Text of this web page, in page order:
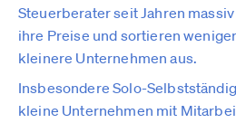
Steuerberater seit Jahren
ihre Preise und sortieren
kleinere Unternehmen aus.
Insbesondere Solo-
kleine Unternehmen mit